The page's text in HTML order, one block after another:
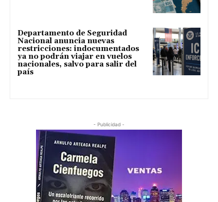
Departamento de Seguridad
Nacional anuncia nuevas
restricciones: indocumentados
ya no podrán viajar en vuelos
nacionales, salvo para salir del
país
- Publicidad -